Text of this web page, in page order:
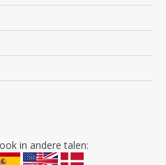
in andere talen: